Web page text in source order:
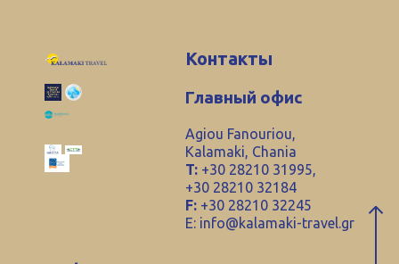
Контакты
Главный офис
Agiou Fanouriou,
Kalamaki, Chania
T: +30 28210 31995,
+30 28210 32184
F: +30 28210 32245
E: info@kalamaki-travel.gr